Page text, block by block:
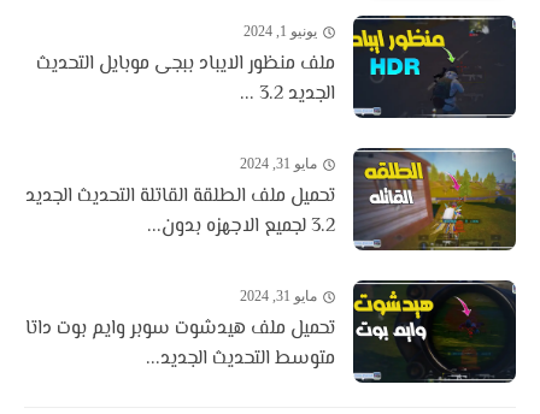
يونيو 1, 2024
ملف منظور الايباد ببجى موبايل التحديث
الجديد 3.2 ...
مايو 31, 2024
تحميل ملف الطلقة القاتلة التحديث الجديد
3.2 لجميع الاجهزه بدون...
مايو 31, 2024
تحميل ملف هيدشوت سوبر وايم بوت داتا
متوسط التحديث الجديد...